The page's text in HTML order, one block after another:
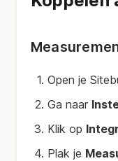
Open je
Ga naar
Klik op
Plak je